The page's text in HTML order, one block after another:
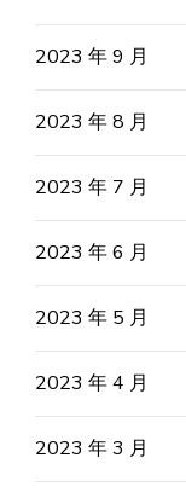
2023 年 9 月
2023 年 8 月
2023 年 7 月
2023 年 6 月
2023 年 5 月
2023 年 4 月
2023 年 3 月